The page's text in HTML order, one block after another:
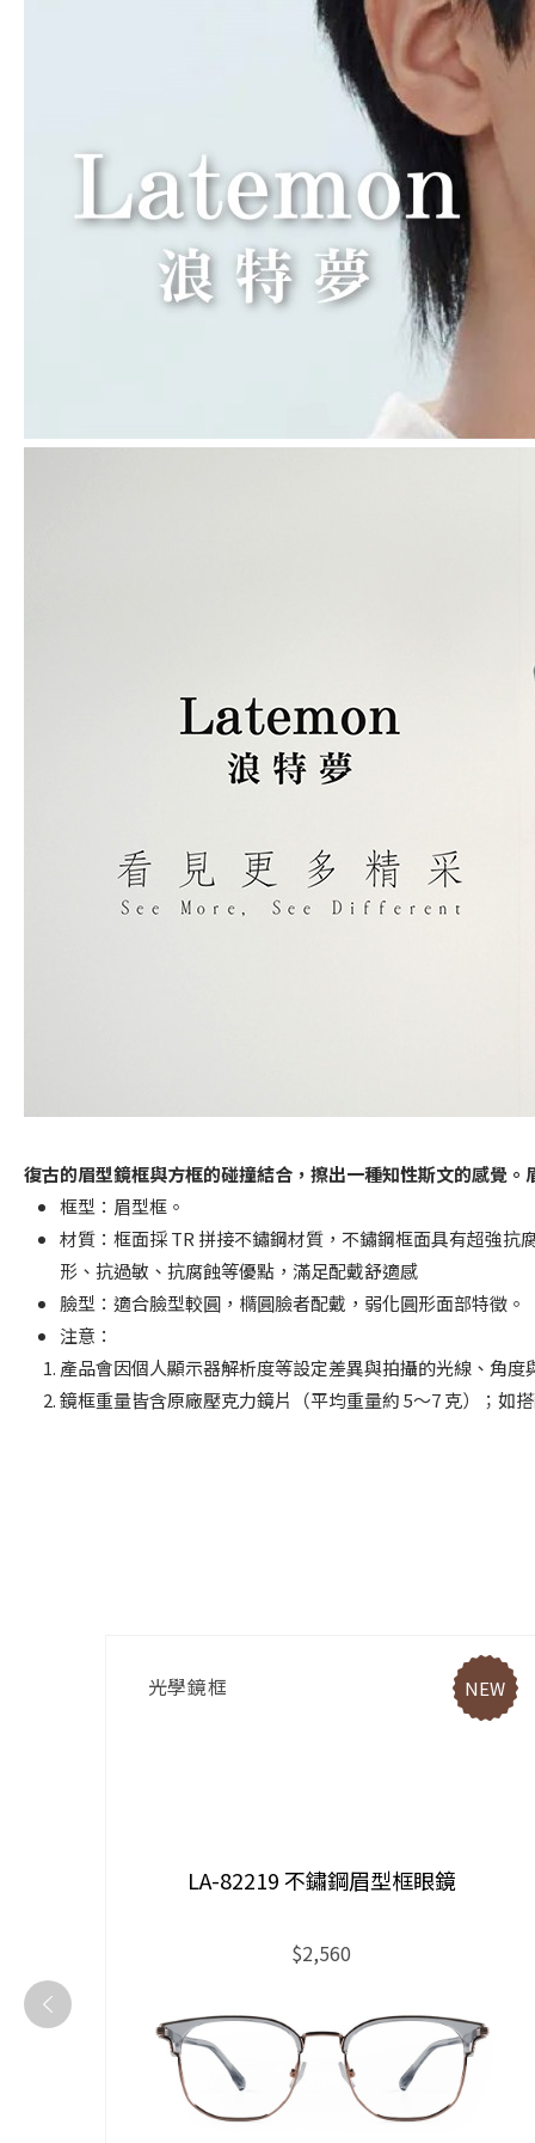
復古的眉型鏡框與方框的碰撞結合，擦出一種知性斯文的感覺
框型：眉型框。
材質：框面採 TR 拼接不鏽鋼材質，不鏽鋼框面具有超強
形、抗過敏、抗腐蝕等優點，滿足配戴舒適感
臉型：適合臉型較圓，橢圓臉者配戴，弱化圓形面部特徵。
注意：
產品會因個人顯示器解析度等設定差異與拍攝的光線、角
鏡框重量皆含原廠壓克力鏡片（平均重量約 5～7 克）；如
光學鏡框 NEW
LA-82219 不鏽鋼眉型框眼鏡
$2,560